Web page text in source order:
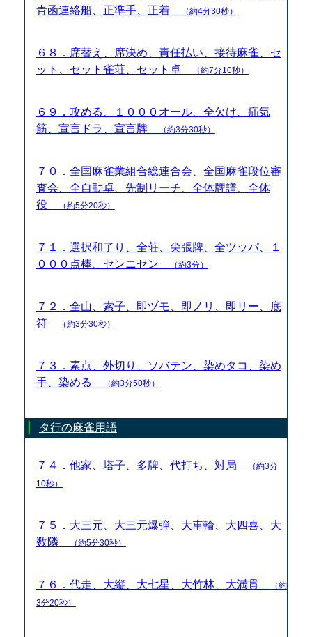
青函連絡船、正準手、正着
（約4分30秒）
６８．席替え、席決め、責任払い、接待麻雀、セ
ット、セット雀荘、セット卓
（約7分10秒）
６９．攻める、１０００オール、全欠け、疝気
筋、宣言ドラ、宣言牌
（約3分30秒）
７０．全国麻雀業組合総連合会、全国麻雀段位審
査会、全自動卓、先制リーチ、全体牌譜、全体
役
（約5分20秒）
７１．選択和了り、全荘、尖張牌、全ツッパ、１
０００点棒、センニセン
（約3分）
７２．全山、索子、即ヅモ、即ノリ、即リー、底
符
（約3分30秒）
７３．素点、外切り、ソバテン、染めタコ、染め
手、染める
（約3分50秒）
タ行の麻雀用語
７４．他家、塔子、多牌、代打ち、対局
（約3分
10秒）
７５．大三元、大三元爆弾、大車輪、大四喜、大
数隣
（約5分30秒）
７６．代走、大縦、大七星、大竹林、大満貫
（約
3分20秒）